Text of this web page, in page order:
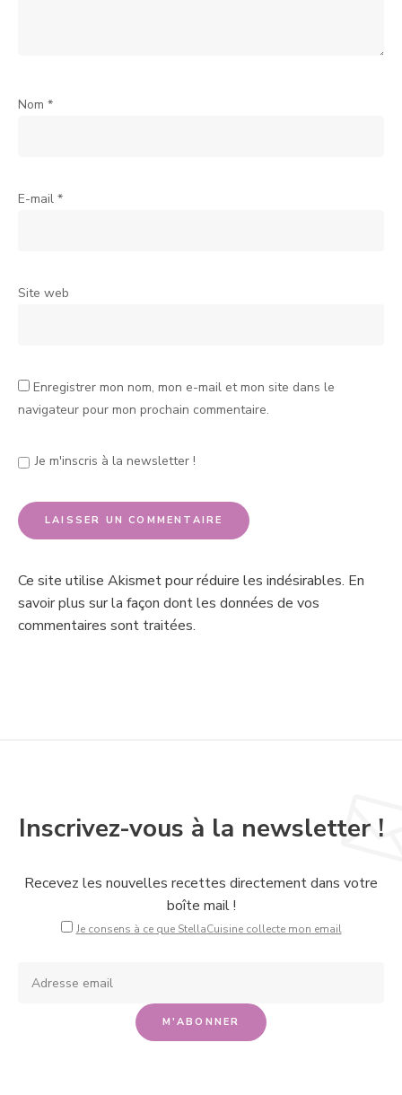
Nom *
E-mail *
Site web
Enregistrer mon nom, mon e-mail et mon site dans le
navigateur pour mon prochain commentaire.
Je m'inscris à la newsletter !
Ce site utilise Akismet pour réduire les indésirables. En
savoir plus sur la façon dont les données de vos
commentaires sont traitées.
Inscrivez-vous à la newsletter !
Recevez les nouvelles recettes directement dans votre
boîte mail !
Je consens à ce que StellaCuisine collecte mon email